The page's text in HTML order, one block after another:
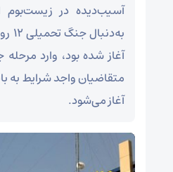
آسیب‌دیده در زیست‌بوم
آغاز شده بود، وارد
متقاضیان واجد شرایط به
آغاز می‌شود.